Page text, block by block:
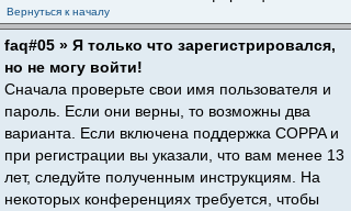
Вернуться к началу
faq#05 » Я только что зарегистрировался,
но не могу войти!
Сначала проверьте свои имя пользователя и
пароль. Если они верны, то возможны два
варианта. Если включена поддержка COPPA и
при регистрации вы указали, что вам менее 13
лет, следуйте полученным инструкциям. На
некоторых конференциях требуется, чтобы